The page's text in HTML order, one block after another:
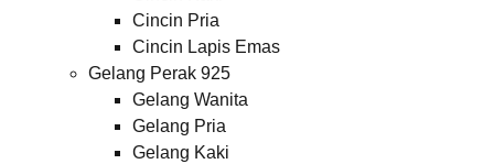
Cincin Pria
Cincin Lapis Emas
Gelang Perak 925
Gelang Wanita
Gelang Pria
Gelang Kaki